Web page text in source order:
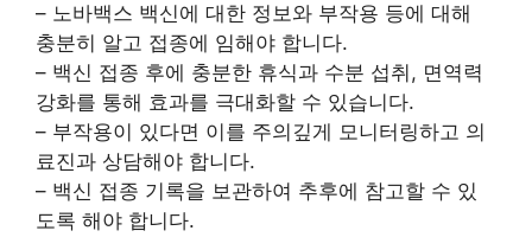
– 노바백스 백신에 대한 정보와 부작용 등에 대해
충분히 알고 접종에 임해야 합니다.
– 백신 접종 후에 충분한 휴식과 수분 섭취, 면역력
강화를 통해 효과를 극대화할 수 있습니다.
– 부작용이 있다면 이를 주의깊게 모니터링하고 의
료진과 상담해야 합니다.
– 백신 접종 기록을 보관하여 추후에 참고할 수 있
도록 해야 합니다.